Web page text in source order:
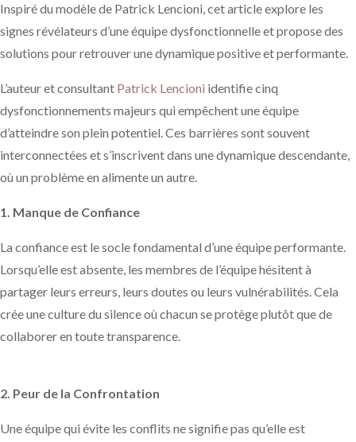
Inspiré du modèle de Patrick Lencioni, cet article explore les
signes révélateurs d’une équipe dysfonctionnelle et propose des
solutions pour retrouver une dynamique positive et performante.
L’auteur et consultant Patrick Lencioni identifie cinq
dysfonctionnements majeurs qui empêchent une équipe
d’atteindre son plein potentiel. Ces barrières sont souvent
interconnectées et s’inscrivent dans une dynamique descendante,
où un problème en alimente un autre.
1. Manque de Confiance
La confiance est le socle fondamental d’une équipe performante.
Lorsqu’elle est absente, les membres de l’équipe hésitent à
partager leurs erreurs, leurs doutes ou leurs vulnérabilités. Cela
crée une culture du silence où chacun se protège plutôt que de
collaborer en toute transparence.
2. Peur de la Confrontation
Une équipe qui évite les conflits ne signifie pas qu’elle est